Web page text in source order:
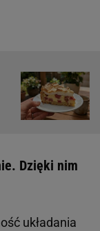
Dzięki nim
układania